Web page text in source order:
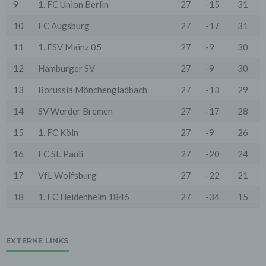
9
1. FC Union Berlin 27 -15
31
10
FC Augsburg 27 -17
31
11
1. FSV Mainz 05 27 -9
30
12
Hamburger SV 27 -9
30
13
Borussia Mönchengladbach 27 -13
29
14
SV Werder Bremen 27 -17
28
15
1. FC Köln 27 -9
26
16
FC St. Pauli 27 -20
24
17
VfL Wolfsburg 27 -22
21
18
1. FC Heidenheim 1846 27 -34 15
EXTERNE LINKS
Cookies sind Informationen, die von unserem
Browser der Nutzer übertragen und dort für einen
von Cookies im Rahmen pseudonymer
dieser Datenschutzerklärung informiert.
Die Betrachtung dieses Onlineangebotes ist auch unter
nicht möchten, dass Cookies auf ihrem Rechner
entsprechende Option in den Systemeinstellungen
können in den Systemeinstellungen des Browsers
gelöscht werden. Der Ausschluss von Cookies kann
zu Funktionseinschränkungen dieses Onlineangebotes
führen.
Es besteht die Möglichkeit, viele Online-Anzeigen-
choices/ zu verwalten.